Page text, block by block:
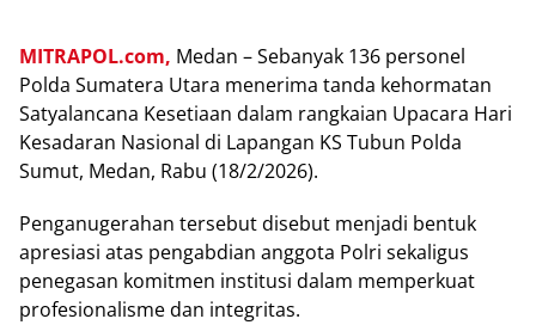
MITRAPOL.com, Medan – Sebanyak 136 personel
Polda Sumatera Utara menerima tanda kehormatan
Satyalancana Kesetiaan dalam rangkaian Upacara Hari
Kesadaran Nasional di Lapangan KS Tubun Polda
Sumut, Medan, Rabu (18/2/2026).
Penganugerahan tersebut disebut menjadi bentuk
apresiasi atas pengabdian anggota Polri sekaligus
penegasan komitmen institusi dalam memperkuat
profesionalisme dan integritas.